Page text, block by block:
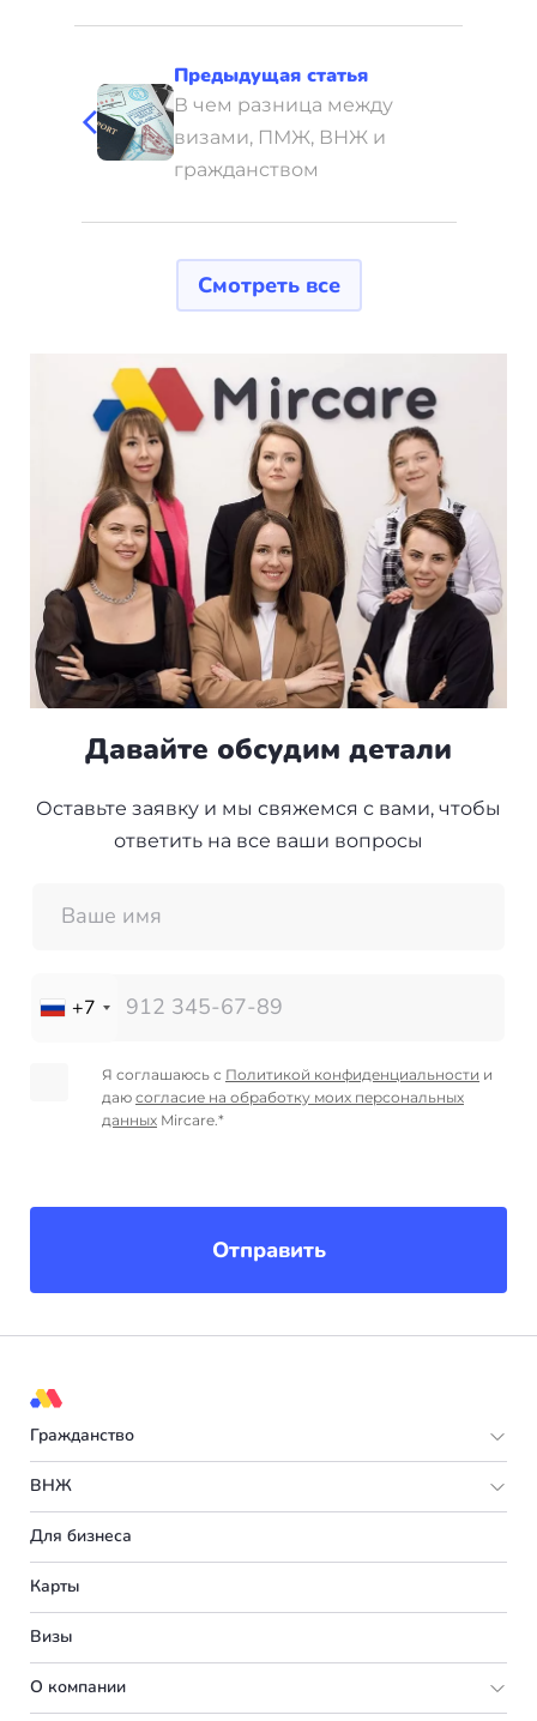
Предыдущая статья
В чем разница между
визами, ПМЖ, ВНЖ и
гражданством
Смотреть все
Давайте обсудим детали
Оставьте заявку и мы свяжемся с вами, чтобы
ответить на все ваши вопросы
+7
Я соглашаюсь с Политикой конфиденциальности и
даю согласие на обработку моих персональных
данных Mircare.*
Отправить
Гражданство
Европа
Мальта
Болгария
ВНЖ
Европа
Италия
Для бизнеса
Карты
Визы
О компании